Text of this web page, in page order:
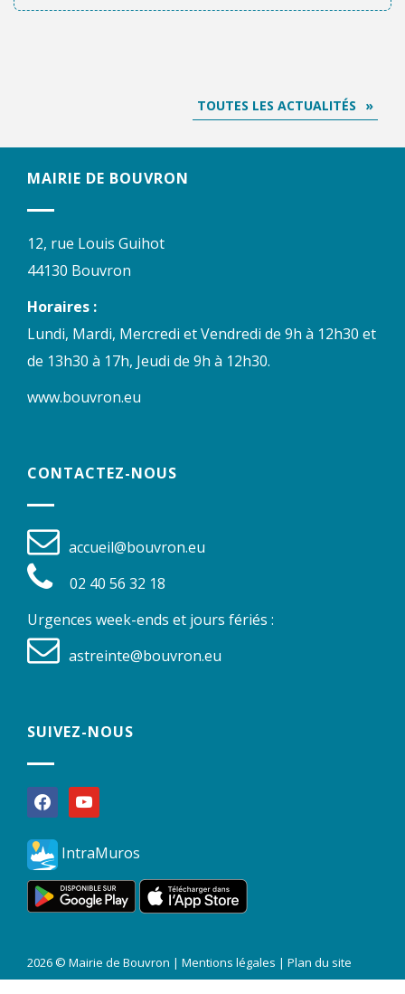
TOUTES LES ACTUALITÉS
MAIRIE DE BOUVRON
12, rue Louis Guihot
44130 Bouvron
Horaires :
Lundi, Mardi, Mercredi et Vendredi de 9h à 12h30 et
de 13h30 à 17h, Jeudi de 9h à 12h30.
www.bouvron.eu
CONTACTEZ-NOUS
accueil@bouvron.eu
02 40 56 32 18
Urgences week-ends et jours fériés :
astreinte@bouvron.eu
SUIVEZ-NOUS
facebookyoutube
IntraMuros
2026 © Mairie de Bouvron | Mentions légales | Plan du site